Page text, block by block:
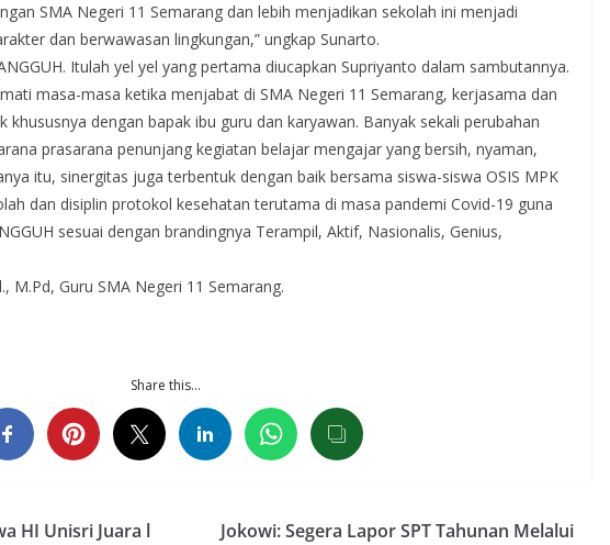
SMA Negeri 11 Semarang dan lebih menjadikan sekolah ini menjadi
dan berwawasan lingkungan,” ungkap Sunarto.
Itulah yel yel yang pertama diucapkan Supriyanto dalam sambutannya.
masa-masa ketika menjabat di SMA Negeri 11 Semarang, kerjasama dan
khususnya dengan bapak ibu guru dan karyawan. Banyak sekali perubahan
prasarana penunjang kegiatan belajar mengajar yang bersih, nyaman,
itu, sinergitas juga terbentuk dengan baik bersama siswa-siswa OSIS MPK
dan disiplin protokol kesehatan terutama di masa pandemi Covid-19 guna
sesuai dengan brandingnya Terampil, Aktif, Nasionalis, Genius,
M.Pd, Guru SMA Negeri 11 Semarang.
Share this…
HI Unisri Juara l
Jokowi: Segera Lapor SPT Tahunan Melalui